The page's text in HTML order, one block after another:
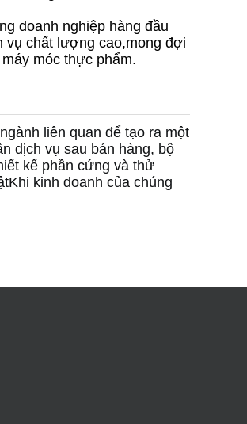
doanh nghiệp hàng đầu
vụ chất lượng cao,mong đợi
móc thực phẩm.
liên quan để tạo ra một
dịch vụ sau bán hàng, bộ
kế phần cứng và thử
kinh doanh của chúng